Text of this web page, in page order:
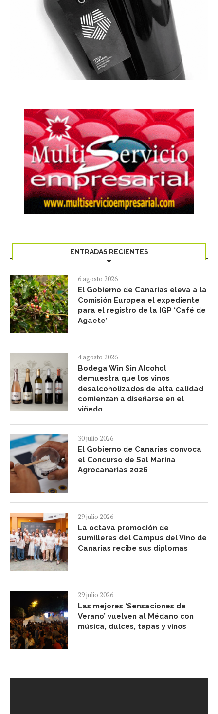
ENTRADAS RECIENTES
6 agosto 2026
El Gobierno de Canarias eleva a la
Comisión Europea el expediente
para el registro de la IGP ‘Café de
Agaete’
4 agosto 2026
Bodega Win Sin Alcohol
demuestra que los vinos
desalcoholizados de alta calidad
comienzan a diseñarse en el
viñedo
30 julio 2026
El Gobierno de Canarias convoca
el Concurso de Sal Marina
Agrocanarias 2026
29 julio 2026
La octava promoción de
sumilleres del Campus del Vino de
Canarias recibe sus diplomas
29 julio 2026
Las mejores ‘Sensaciones de
Verano’ vuelven al Médano con
música, dulces, tapas y vinos